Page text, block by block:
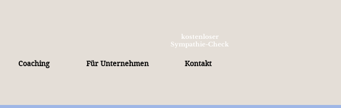
Coaching Für Unternehmen Kontakt
kostenloser
Sympathie-Check